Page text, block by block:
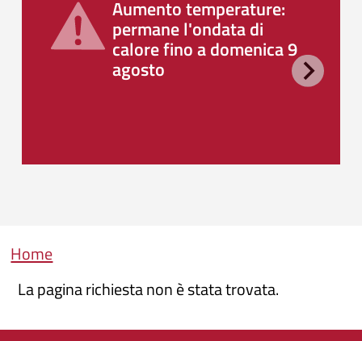
Aumento temperature:
permane l'ondata di
calore fino a domenica 9
agosto
Briciole di pane
Home
La pagina richiesta non è stata trovata.